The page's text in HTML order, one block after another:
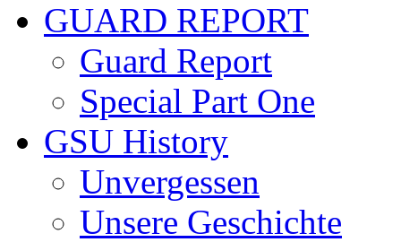
GUARD REPORT
Guard Report
Special Part One
GSU History
Unvergessen
Unsere Geschichte